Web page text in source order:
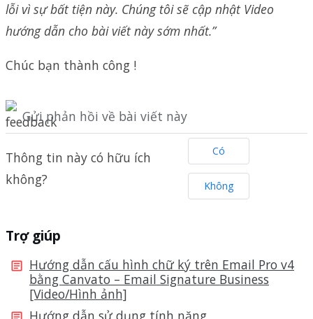
lỗi vì sự bất tiện này. Chúng tôi sẽ cập nhật Video
hướng dẫn cho bài viết này sớm nhất.”
Chúc bạn thành công !
Gửi phản hồi về bài viết này
Thông tin này có hữu ích
không?
Có
Không
Trợ giúp
Hướng dẫn cấu hình chữ ký trên Email Pro v4
bằng Canvato – Email Signature Business
[Video/Hình ảnh]